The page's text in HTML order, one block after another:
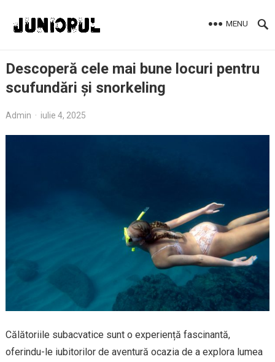
MENU
Descoperă cele mai bune locuri pentru
scufundări și snorkeling
Admin · iulie 4, 2025
Călătoriile subacvatice sunt o experiență fascinantă,
oferindu-le iubitorilor de aventură ocazia de a explora lumea